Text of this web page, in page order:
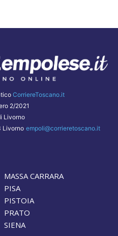
CorriereToscano.it
2/2021
Livorno
Livorno empoli@corrieretoscano.it
MASSA CARRARA
PISA
PISTOIA
PRATO
SIENA